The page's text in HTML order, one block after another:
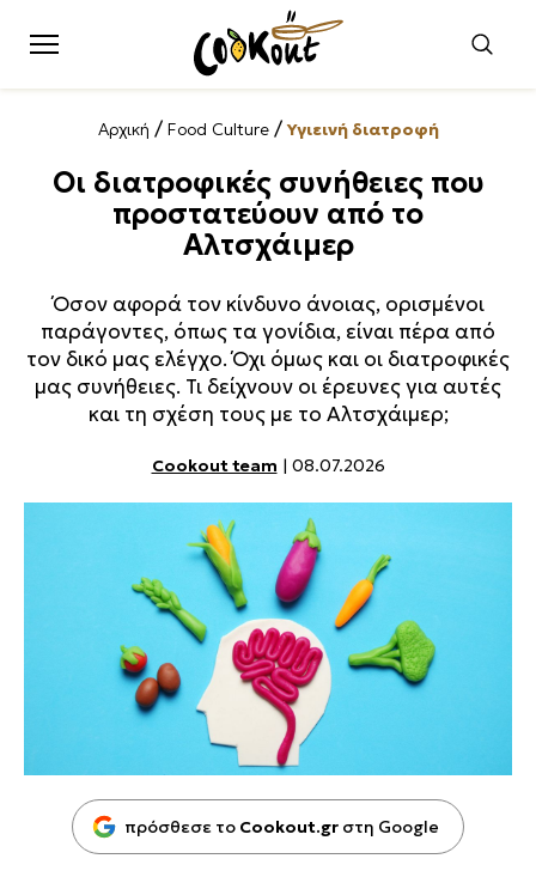
Αρχική / Food Culture/Υγιεινή διατροφή
Οι διατροφικές συνήθειες που
προστατεύουν από το
Αλτσχάιμερ
Όσον αφορά τον κίνδυνο άνοιας, ορισμένοι
παράγοντες, όπως τα γονίδια, είναι πέρα από
τον δικό μας ελέγχο. Όχι όμως και οι διατροφικές
μας συνήθειες. Τι δείχνουν οι έρευνες για αυτές
και τη σχέση τους με το Αλτσχάιμερ;
Cookout team | 08.07.2026
πρόσθεσε το Cookout.gr στη Google